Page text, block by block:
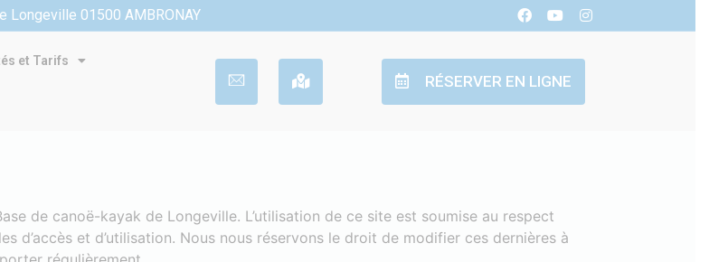
Longeville 01500 AMBRONAY
et Tarifs
RÉSERVER EN LIGNE
de canoë-kayak de Longeville. L’utilisation de ce site est soumise au respect
d’accès et d’utilisation. Nous nous réservons le droit de modifier ces dernières à